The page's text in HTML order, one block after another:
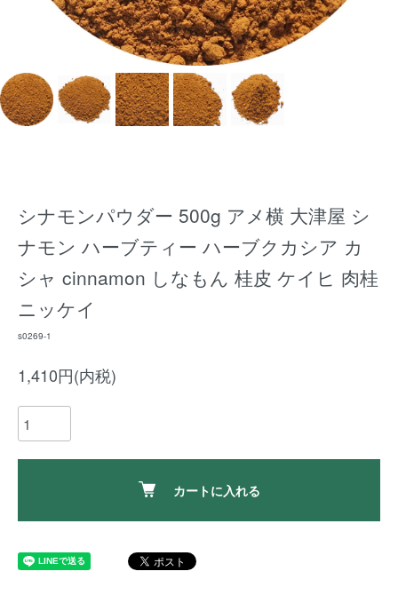
シナモンパウダー 500g アメ横 大津屋 シ
ナモン ハーブティー ハーブクカシア カ
シャ cinnamon しなもん 桂皮 ケイヒ 肉桂
ニッケイ
s0269-1
1,410円(内税)
カートに入れる